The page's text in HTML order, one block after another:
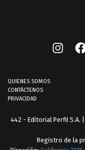
QUIENES SOMOS
CONTÁCTENOS
PRIVACIDAD
442 - Editorial Perfil S.A.
Registro de la